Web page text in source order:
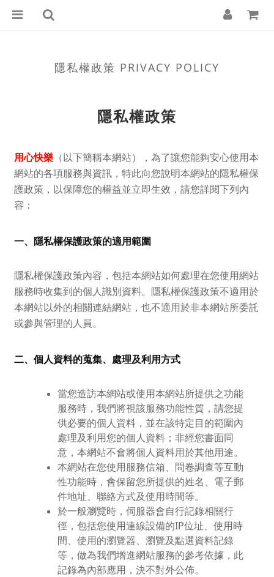
隱私權政策 PRIVACY POLICY
隱私權政策
用心快樂 （以下簡稱本網站），為了讓您能夠安心使用本
網站的各項服務與資訊，特此向您說明本網站的隱私權保
護政策，以保障您的權益並立即生效，請您詳閱下列內
容：
一、隱私權保護政策的適用範圍
隱私權保護政策內容，包括本網站如何處理在您使用網站
服務時收集到的個人識別資料。隱私權保護政策不適用於
本網站以外的相關連結網站，也不適用於非本網站所委託
或參與管理的人員。
二、個人資料的蒐集、處理及利用方式
當您造訪本網站或使用本網站所提供之功能
服務時，我們將視該服務功能性質，請您提
供必要的個人資料，並在該特定目的範圍內
處理及利用您的個人資料；非經您書面同
意，本網站不會將個人資料用於其他用途。
本網站在您使用服務信箱、問卷調查等互動
性功能時，會保留您所提供的姓名、電子郵
件地址、聯絡方式及使用時間等。
於一般瀏覽時，伺服器會自行記錄相關行
徑，包括您使用連線設備的IP位址、使用時
間、使用的瀏覽器、瀏覽及點選資料記錄
等，做為我們增進網站服務的參考依據，此
記錄為內部應用，決不對外公佈。